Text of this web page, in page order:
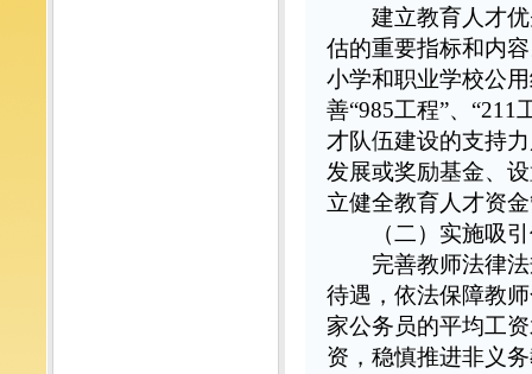
建立教育人才优
估的重要指标和内
小学和职业学校公
善“985工程”、
才队伍建设的支持
发展或奖励基金、
立健全教育人才资
（二）实施吸
完善教师法律法
待遇，依法保障教
家公务员的平均工
资，稳慎推进非义